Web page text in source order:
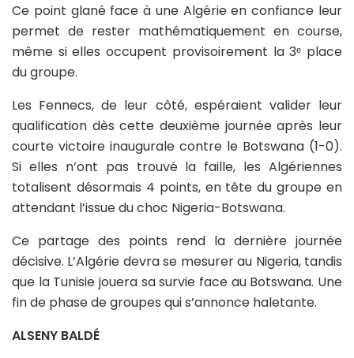
Ce point glané face à une Algérie en confiance leur
permet de rester mathématiquement en course,
même si elles occupent provisoirement la 3ᵉ place
du groupe.
Les Fennecs, de leur côté, espéraient valider leur
qualification dès cette deuxième journée après leur
courte victoire inaugurale contre le Botswana (1-0).
Si elles n’ont pas trouvé la faille, les Algériennes
totalisent désormais 4 points, en tête du groupe en
attendant l’issue du choc Nigeria-Botswana.
Ce partage des points rend la dernière journée
décisive. L’Algérie devra se mesurer au Nigeria, tandis
que la Tunisie jouera sa survie face au Botswana. Une
fin de phase de groupes qui s’annonce haletante.
ALSENY BALDÉ